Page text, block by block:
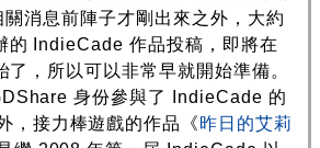
消息前陣子才剛出來之外，大約
的 IndieCade 作品投稿，即將在
，所以可以非常早就開始準備。
身份參與了 IndieCade 的
，接力棒遊戲的作品《昨日的艾莉